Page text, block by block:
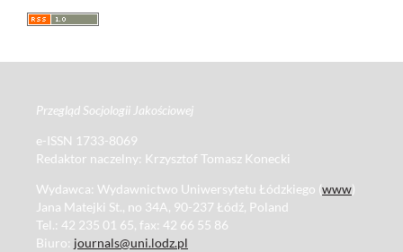
Przegląd Socjologii Jakościowej
e-ISSN 1733-8069
Redaktor naczelny: Krzysztof Tomasz Konecki
Wydawca: Wydawnictwo Uniwersytetu Łódzkiego (www)
Jana Matejki St., no 34A, 90-237 Łódź, Poland
Tel.: 42 235 01 65, fax: 42 66 55 86
Biuro: journals@uni.lodz.pl